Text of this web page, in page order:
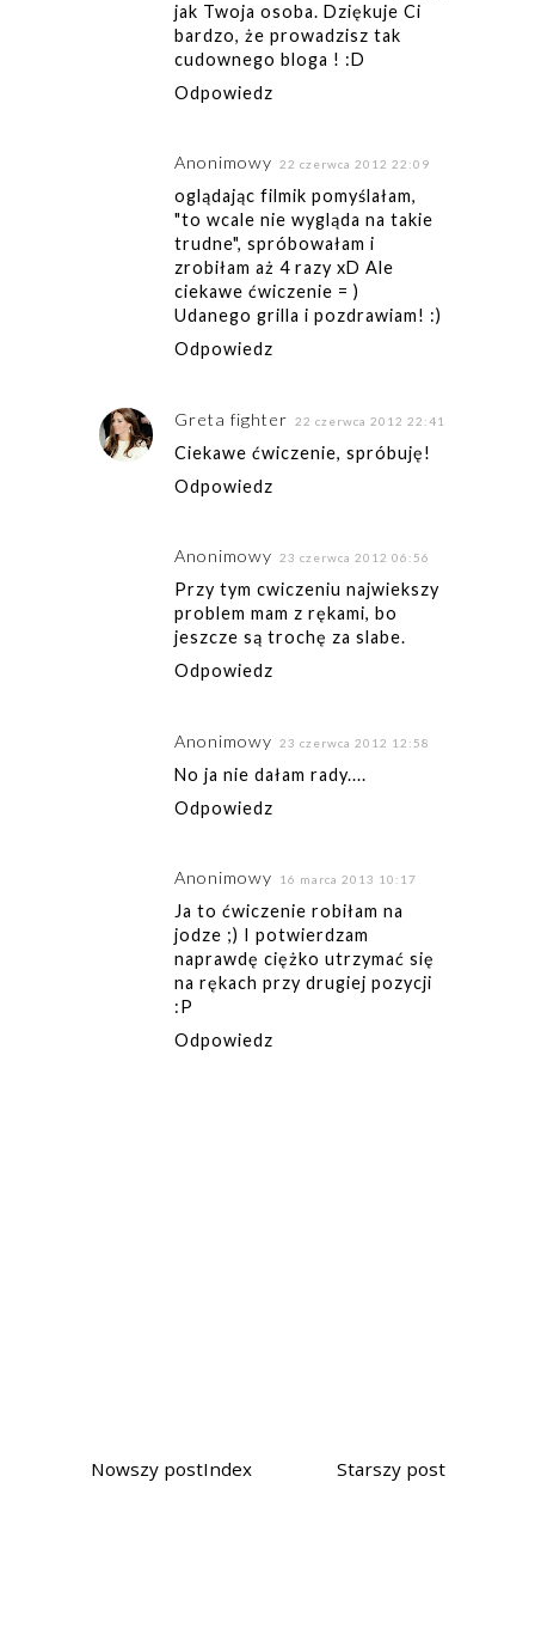
jak Twoja osoba. Dziękuje Ci
bardzo, że prowadzisz tak
cudownego bloga ! :D
Odpowiedz
Anonimowy 22 czerwca 2012 22:09
oglądając filmik pomyślałam,
"to wcale nie wygląda na takie
trudne", spróbowałam i
zrobiłam aż 4 razy xD Ale
ciekawe ćwiczenie = )
Udanego grilla i pozdrawiam! :)
Odpowiedz
Greta fighter 22 czerwca 2012 22:41
Ciekawe ćwiczenie, spróbuję!
Odpowiedz
Anonimowy 23 czerwca 2012 06:56
Przy tym cwiczeniu najwiekszy
problem mam z rękami, bo
jeszcze są trochę za slabe.
Odpowiedz
Anonimowy 23 czerwca 2012 12:58
No ja nie dałam rady....
Odpowiedz
Anonimowy 16 marca 2013 10:17
Ja to ćwiczenie robiłam na
jodze ;) I potwierdzam
naprawdę ciężko utrzymać się
na rękach przy drugiej pozycji
:P
Odpowiedz
Nowszy post Starszy post
Index